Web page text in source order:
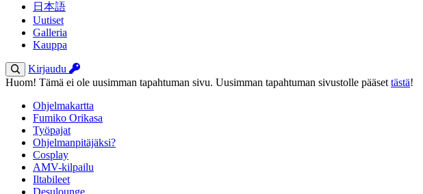
日本語
Uutiset
Galleria
Kauppa
Kirjaudu
Huom! Tämä ei ole uusimman tapahtuman sivu. Uusimman tapahtuman sivustolle pääset tästä!
Ohjelmakartta
Fumiko Orikasa
Työpajat
Ohjelmanpitäjäksi?
Cosplay
AMV-kilpailu
Iltabileet
Desulounge